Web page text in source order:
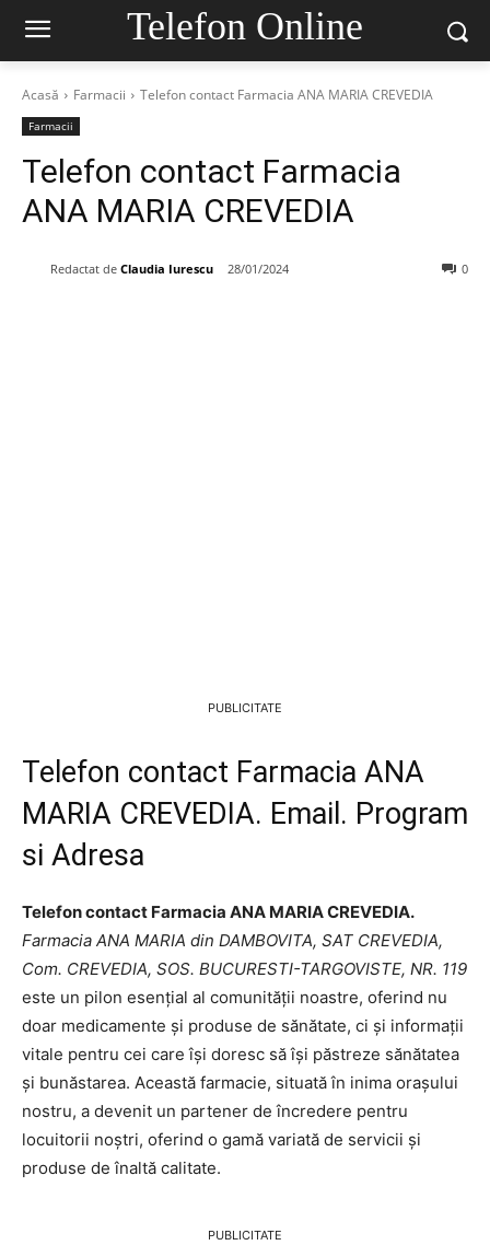
Telefon Online
Acasă Farmacii Telefon contact Farmacia ANA MARIA CREVEDIA
Farmacii
Telefon contact Farmacia
ANA MARIA CREVEDIA
Redactat de Claudia Iurescu 28/01/2024 0
PUBLICITATE
Telefon contact Farmacia ANA
MARIA CREVEDIA. Email. Program
si Adresa
Telefon contact Farmacia ANA MARIA CREVEDIA.
Farmacia ANA MARIA din DAMBOVITA, SAT CREVEDIA,
Com. CREVEDIA, SOS. BUCURESTI-TARGOVISTE, NR. 119
este un pilon esențial al comunității noastre, oferind nu
doar medicamente și produse de sănătate, ci și informații
vitale pentru cei care își doresc să își păstreze sănătatea
și bunăstarea. Această farmacie, situată în inima orașului
nostru, a devenit un partener de încredere pentru
locuitorii noștri, oferind o gamă variată de servicii și
produse de înaltă calitate.
PUBLICITATE